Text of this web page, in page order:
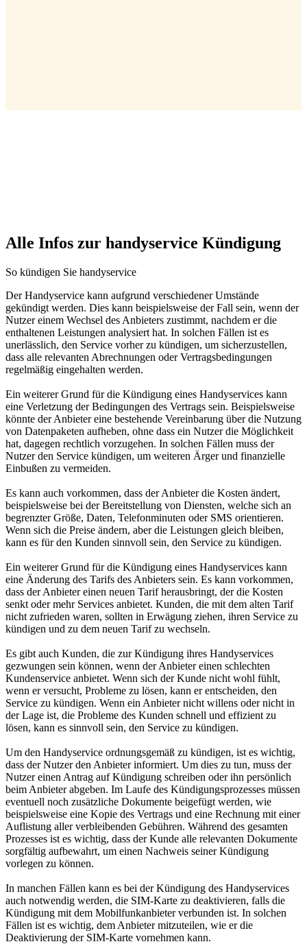
Alle Infos zur handyservice Kündigung
So kündigen Sie handyservice
Der Handyservice kann aufgrund verschiedener Umstände
gekündigt werden. Dies kann beispielsweise der Fall sein, wenn der
Nutzer einem Wechsel des Anbieters zustimmt, nachdem er die
enthaltenen Leistungen analysiert hat. In solchen Fällen ist es
unerlässlich, den Service vorher zu kündigen, um sicherzustellen,
dass alle relevanten Abrechnungen oder Vertragsbedingungen
regelmäßig eingehalten werden.
Ein weiterer Grund für die Kündigung eines Handyservices kann
eine Verletzung der Bedingungen des Vertrags sein. Beispielsweise
könnte der Anbieter eine bestehende Vereinbarung über die Nutzung
von Datenpaketen aufheben, ohne dass ein Nutzer die Möglichkeit
hat, dagegen rechtlich vorzugehen. In solchen Fällen muss der
Nutzer den Service kündigen, um weiteren Ärger und finanzielle
Einbußen zu vermeiden.
Es kann auch vorkommen, dass der Anbieter die Kosten ändert,
beispielsweise bei der Bereitstellung von Diensten, welche sich an
begrenzter Größe, Daten, Telefonminuten oder SMS orientieren.
Wenn sich die Preise ändern, aber die Leistungen gleich bleiben,
kann es für den Kunden sinnvoll sein, den Service zu kündigen.
Ein weiterer Grund für die Kündigung eines Handyservices kann
eine Änderung des Tarifs des Anbieters sein. Es kann vorkommen,
dass der Anbieter einen neuen Tarif herausbringt, der die Kosten
senkt oder mehr Services anbietet. Kunden, die mit dem alten Tarif
nicht zufrieden waren, sollten in Erwägung ziehen, ihren Service zu
kündigen und zu dem neuen Tarif zu wechseln.
Es gibt auch Kunden, die zur Kündigung ihres Handyservices
gezwungen sein können, wenn der Anbieter einen schlechten
Kundenservice anbietet. Wenn sich der Kunde nicht wohl fühlt,
wenn er versucht, Probleme zu lösen, kann er entscheiden, den
Service zu kündigen. Wenn ein Anbieter nicht willens oder nicht in
der Lage ist, die Probleme des Kunden schnell und effizient zu
lösen, kann es sinnvoll sein, den Service zu kündigen.
Um den Handyservice ordnungsgemäß zu kündigen, ist es wichtig,
dass der Nutzer den Anbieter informiert. Um dies zu tun, muss der
Nutzer einen Antrag auf Kündigung schreiben oder ihn persönlich
beim Anbieter abgeben. Im Laufe des Kündigungsprozesses müssen
eventuell noch zusätzliche Dokumente beigefügt werden, wie
beispielsweise eine Kopie des Vertrags und eine Rechnung mit einer
Auflistung aller verbleibenden Gebühren. Während des gesamten
Prozesses ist es wichtig, dass der Kunde alle relevanten Dokumente
sorgfältig aufbewahrt, um einen Nachweis seiner Kündigung
vorlegen zu können.
In manchen Fällen kann es bei der Kündigung des Handyservices
auch notwendig werden, die SIM-Karte zu deaktivieren, falls die
Kündigung mit dem Mobilfunkanbieter verbunden ist. In solchen
Fällen ist es wichtig, dem Anbieter mitzuteilen, wie er die
Deaktivierung der SIM-Karte vornehmen kann.